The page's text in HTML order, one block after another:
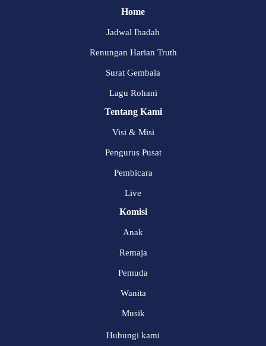
Home
Jadwal Ibadah
Renungan Harian Truth
Surat Gembala
Lagu Rohani
Tentang Kami
Visi & Misi
Pengurus Pusat
Pembicara
Live
Komisi
Anak
Remaja
Pemuda
Wanita
Musik
Hubungi kami